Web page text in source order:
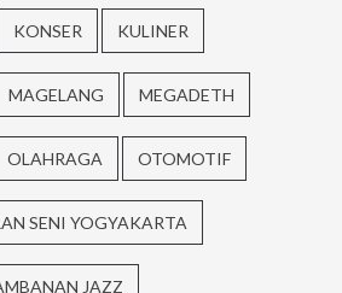
KONSER KULINER
MAGELANG MEGADETH
OLAHRAGA OTOMOTIF
SENI YOGYAKARTA
JAZZ